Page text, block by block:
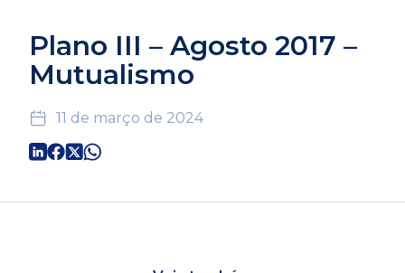
Plano III – Agosto 2017 –
Mutualismo
11 de março de 2024